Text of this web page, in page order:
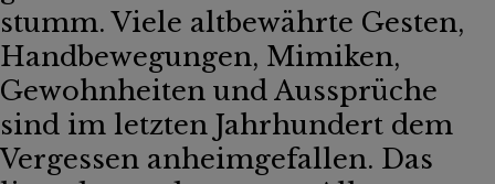
stumm. Viele altbewährte Gesten,
Handbewegungen, Mimiken,
Gewohnheiten und Aussprüche
sind im letzten Jahrhundert dem
Vergessen anheimgefallen. Das